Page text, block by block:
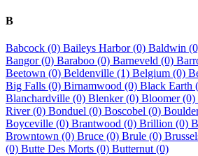
B
Babcock (0) Baileys Harbor (0) Baldwin
Bangor (0) Baraboo (0) Barneveld (0)
Beetown (0) Beldenville (1) Belgium (0)
Big Falls (0) Birnamwood (0) Black Earth
Blanchardville (0) Blenker (0) Bloomer (0)
River (0) Bonduel (0) Boscobel (0)
Boyceville (0) Brantwood (0) Brillion (0)
Browntown (0) Bruce (0) Brule (0)
(0) Butte Des Morts (0) Butternut (0)